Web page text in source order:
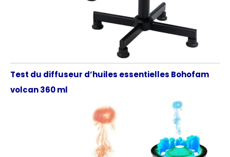
Test du diffuseur d’huiles essentielles Bohofam
volcan 360 ml